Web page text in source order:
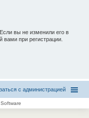
вы не изменили его в
вами при регистрации.
с администрацией
Software